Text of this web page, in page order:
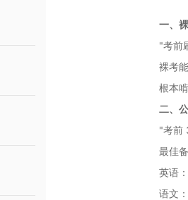
一、
"考前
裸考
根本
二、
"考前
最佳
英语
语文